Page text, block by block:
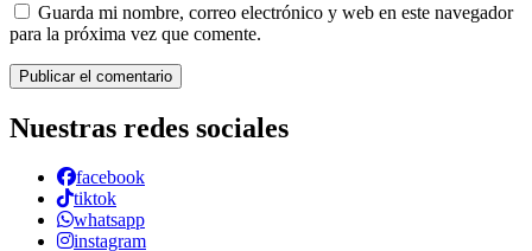
Guarda mi nombre, correo electrónico y web en este navegador
para la próxima vez que comente.
Nuestras redes sociales
facebook
tiktok
whatsapp
instagram